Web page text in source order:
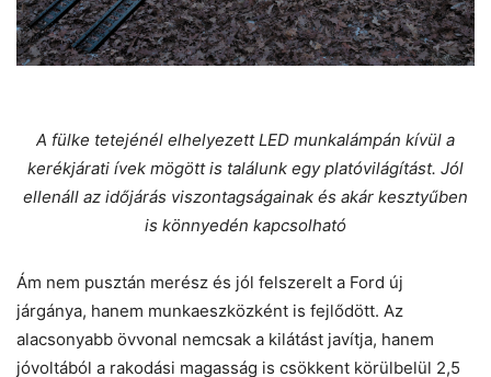
A fülke tetejénél elhelyezett LED munkalámpán kívül a
kerékjárati ívek mögött is találunk egy platóvilágítást. Jól
ellenáll az időjárás viszontagságainak és akár kesztyűben
is könnyedén kapcsolható
Ám nem pusztán merész és jól felszerelt a Ford új
járgánya, hanem munkaeszközként is fejlődött. Az
alacsonyabb övvonal nemcsak a kilátást javítja, hanem
jóvoltából a rakodási magasság is csökkent körülbelül 2,5